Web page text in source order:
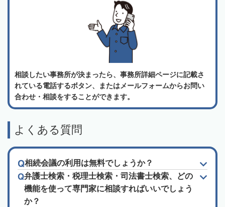
相談したい事務所が決まったら、事務所詳細ページに記載さ
れている電話するボタン、またはメールフォームからお問い
合わせ・相談をすることができます。
よくある質問
相続会議の利用は無料でしょうか？
弁護士検索・税理士検索・司法書士検索、どの
機能を使って専門家に相談すればいいでしょう
か？